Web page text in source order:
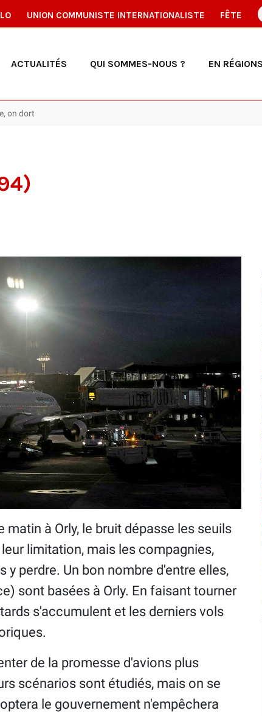
UNION COMMUNISTE INTERNATIONALISTE FÊTE
ACTUALITÉS QUI SOMMES-NOUS ? EN RÉGIONS
on dort
à Orly, le bruit dépasse les seuils
limitation, mais les compagnies,
perdre. Un bon nombre d'entre elles,
sont basées à Orly. En faisant tourner
s'accumulent et les derniers vols
de la promesse d'avions plus
scénarios sont étudiés, mais on se
le gouvernement n'empêchera